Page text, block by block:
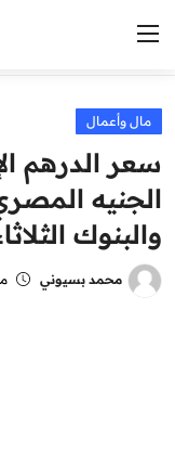
الرئيسية
اخبار مصر
العالم
الرياضة
مال وأعمال
سعر الدرهم
الجنيه
والبنوك الثلاثاء 14 مايو
محمد بسيوني